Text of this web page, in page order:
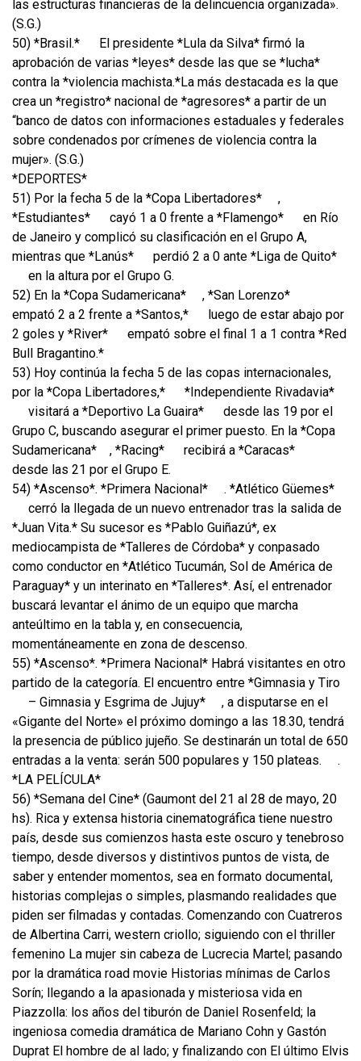
las estructuras financieras de la delincuencia organizada».
(S.G.)
50) *Brasil.*
El presidente *Lula da Silva* firmó la
aprobación de varias *leyes* desde las que se *lucha*
contra la *violencia machista.*La más destacada es la que
crea un *registro* nacional de *agresores* a partir de un
“banco de datos con informaciones estaduales y federales
sobre condenados por crímenes de violencia contra la
mujer». (S.G.)
*DEPORTES*
51) Por la fecha 5 de la *Copa Libertadores*
,
*Estudiantes*
cayó 1 a 0 frente a *Flamengo*
en Río
de Janeiro y complicó su clasificación en el Grupo A,
mientras que *Lanús*
perdió 2 a 0 ante *Liga de Quito*
en la altura por el Grupo G.
52) En la *Copa Sudamericana*
, *San Lorenzo*
empató 2 a 2 frente a *Santos,*
luego de estar abajo por
2 goles y *River*
empató sobre el final 1 a 1 contra *Red
Bull Bragantino.*
53) Hoy continúa la fecha 5 de las copas internacionales,
por la *Copa Libertadores,*
*Independiente Rivadavia*
visitará a *Deportivo La Guaira*
desde las 19 por el
Grupo C, buscando asegurar el primer puesto. En la *Copa
Sudamericana*
, *Racing*
recibirá a *Caracas*
desde las 21 por el Grupo E.
54) *Ascenso*. *Primera Nacional*
. *Atlético Güemes*
cerró la llegada de un nuevo entrenador tras la salida de
*Juan Vita.* Su sucesor es *Pablo Guiñazú*, ex
mediocampista de *Talleres de Córdoba* y conpasado
como conductor en *Atlético Tucumán, Sol de América de
Paraguay* y un interinato en *Talleres*. Así, el entrenador
buscará levantar el ánimo de un equipo que marcha
anteúltimo en la tabla y, en consecuencia,
momentáneamente en zona de descenso.
55) *Ascenso*. *Primera Nacional* Habrá visitantes en otro
partido de la categoría. El encuentro entre *Gimnasia y Tiro
– Gimnasia y Esgrima de Jujuy*
, a disputarse en el
«Gigante del Norte» el próximo domingo a las 18.30, tendrá
la presencia de público jujeño. Se destinarán un total de 650
entradas a la venta: serán 500 populares y 150 plateas.
.
*LA PELÍCULA*
56) *Semana del Cine* (Gaumont del 21 al 28 de mayo, 20
hs). Rica y extensa historia cinematográfica tiene nuestro
país, desde sus comienzos hasta este oscuro y tenebroso
tiempo, desde diversos y distintivos puntos de vista, de
saber y entender momentos, sea en formato documental,
historias complejas o simples, plasmando realidades que
piden ser filmadas y contadas. Comenzando con Cuatreros
de Albertina Carri, western criollo; siguiendo con el thriller
femenino La mujer sin cabeza de Lucrecia Martel; pasando
por la dramática road movie Historias mínimas de Carlos
Sorín; llegando a la apasionada y misteriosa vida en
Piazzolla: los años del tiburón de Daniel Rosenfeld; la
ingeniosa comedia dramática de Mariano Cohn y Gastón
Duprat El hombre de al lado; y finalizando con El último Elvis